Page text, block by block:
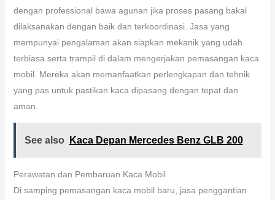
dengan professional bawa agunan jika proses pasang bakal
dilaksanakan dengan baik dan terkoordinasi. Jasa yang
mempunyai pengalaman akan siapkan mekanik yang udah
terbiasa serta trampil di dalam mengerjakan pemasangan kaca
mobil. Mereka akan memanfaatkan perlengkapan dan tehnik
yang pas untuk pastikan kaca dipasang dengan tepat dan
aman.
See also Kaca Depan Mercedes Benz GLB 200
Perawatan dan Pembaruan Kaca Mobil
Di samping pemasangan kaca mobil baru, jasa penggantian